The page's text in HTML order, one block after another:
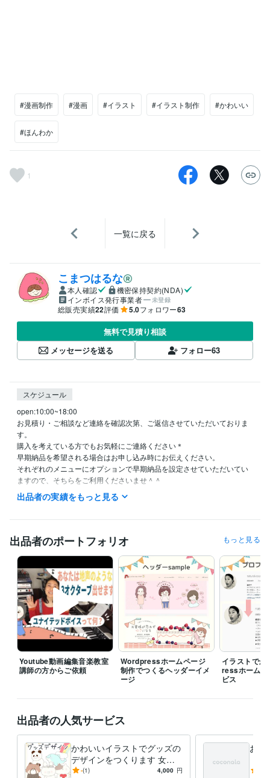
#漫画制作 #漫画 #イラスト #イラスト制作 #かわいい
#ほんわか
1
一覧に戻る
こまつはるな
本人確認
機密保持契約(NDA)
インボイス発行事業者
未登録
総販売実績22評価 5.0フォロワー63
無料で見積り相談
メッセージを送る
フォロー63
スケジュール
open:10:00~18:00
お見積り・ご相談など連絡を確認次第、ご返信させていただいておりま
す。
購入を考えている方でもお気軽にご連絡ください＊
早期納品を希望される場合はお申し込み時にお伝えください。
それぞれのメニューにオプションで早期納品を設定させていただいてい
資格・検定
漢字検定２級 取得年 : 2013年
得意分野
イラスト作成・漫画制作
心がゆるまるイラスト・漫画作成が得意で
す
ビジネス
出品者の実績をもっと見る
出品者のポートフォリオ もっと見る
Youtube動画編集音楽教室
講師の方からご依頼
Wordpressホームページ
制作でつくるヘッダーイメ
ージ
イラストで
ressホームペ
ビス
出品者の人気サービス
かわいいイラストでグッズの
デザインをつくります 女性
向け♡ほんわか・かわいいイ
-(1) 4,000 円
お客
アイ